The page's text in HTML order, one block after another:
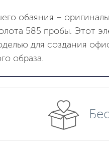
обаяния –
585 пробы. Этот
для создания
образа.